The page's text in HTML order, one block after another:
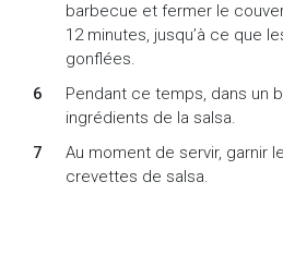
barbecue et fermer le
12 minutes, jusqu’à ce que
gonflées.
Pendant ce temps, dans un
ingrédients de la salsa.
Au moment de servir, garnir
crevettes de salsa.